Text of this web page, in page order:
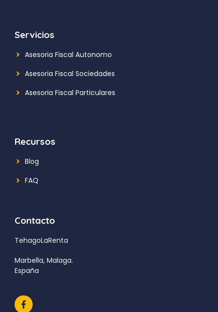
Servicios
Asesoria Fiscal Autonomo
Asesoria Fiscal Sociedades
Asesoria Fiscal Particulares
Recursos
Blog
FAQ
Contacto
TehagoLaRenta
Marbella, Malaga.
España